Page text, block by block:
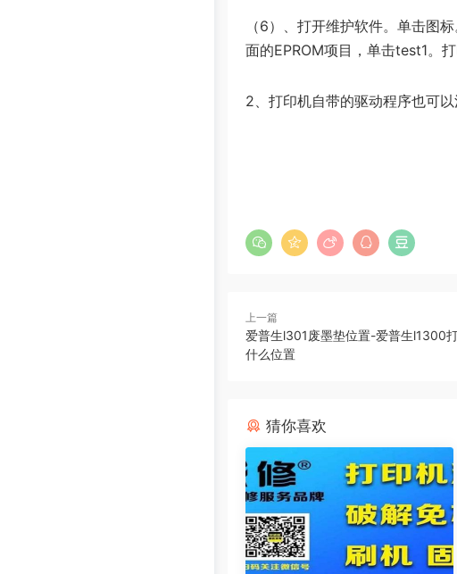
（6）、打开维护软件。单击图
面的EPROM项目，单击test1。
2、打印机自带的驱动程序也可以
上一篇
爱普生l301废墨垫位置-爱普生l1300
什么位置
猜你喜欢